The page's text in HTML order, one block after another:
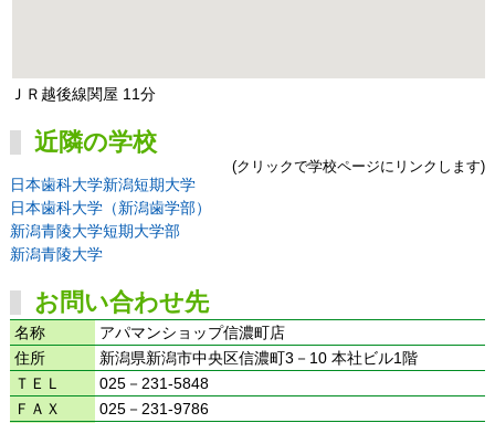
ＪＲ越後線関屋 11分
近隣の学校
(クリックで学校ページにリンクします)
日本歯科大学新潟短期大学
日本歯科大学（新潟歯学部）
新潟青陵大学短期大学部
新潟青陵大学
お問い合わせ先
名称
アパマンショップ信濃町店
住所
新潟県新潟市中央区信濃町3－10 本社ビル1階
ＴＥＬ
025－231-5848
ＦＡＸ
025－231-9786